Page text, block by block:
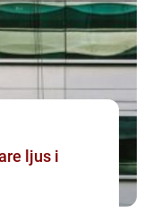
ljus i